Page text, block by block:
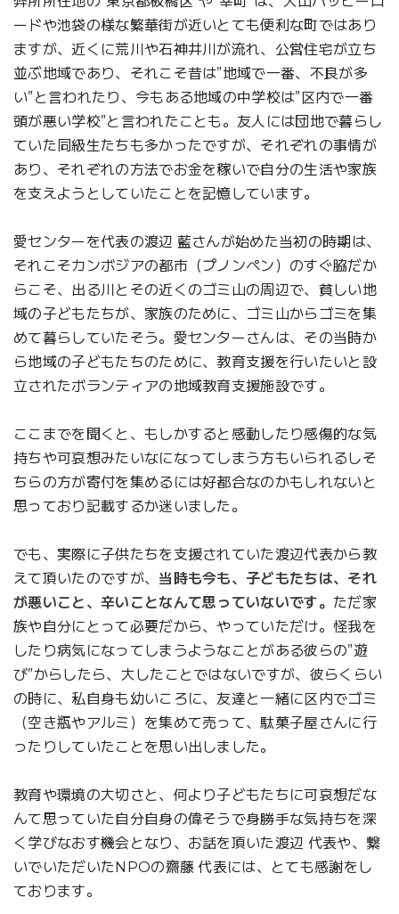
ードや池袋の様な繁華街が近いとても便利な町ではあり
ますが、近くに荒川や石神井川が流れ、公営住宅が立ち
並ぶ地域であり、それこそ昔は”地域で一番、不良が多
い”と言われたり、今もある地域の中学校は”区内で一番
頭が悪い学校”と言われたことも。友人には団地で暮らし
ていた同級生たちも多かったですが、それぞれの事情が
あり、それぞれの方法でお金を稼いで自分の生活や家族
を支えようとしていたことを記憶しています。
愛センターを代表の渡辺 藍さんが始めた当初の時期は、
それこそカンボジアの都市（プノンペン）のすぐ脇だか
らこそ、出る川とその近くのゴミ山の周辺で、貧しい地
域の子どもたちが、家族のために、ゴミ山からゴミを集
めて暮らしていたそう。愛センターさんは、その当時か
ら地域の子どもたちのために、教育支援を行いたいと設
立されたボランティアの地域教育支援施設です。
ここまでを聞くと、もしかすると感動したり感傷的な気
持ちや可哀想みたいなになってしまう方もいられるしそ
ちらの方が寄付を集めるには好都合なのかもしれないと
思っており記載するか迷いました。
でも、実際に子供たちを支援されていた渡辺代表から教
えて頂いたのですが、 当時も今も、子どもたちは、それ
が悪いこと、辛いことなんて思っていないです。 ただ家
族や自分にとって必要だから、やっていただけ。怪我を
したり病気になってしまうようなことがある彼らの”遊
び”からしたら、大したことではないですが、彼らくらい
の時に、私自身も幼いころに、友達と一緒に区内でゴミ
（空き瓶やアルミ）を集めて売って、駄菓子屋さんに行
ったりしていたことを思い出しました。
教育や環境の大切さと、何より子どもたちに可哀想だな
んて思っていた自分自身の偉そうで身勝手な気持ちを深
く学びなおす機会となり、お話を頂いた渡辺 代表や、繋
いでいただいたNPOの齋藤 代表には、とても感謝をし
ております。